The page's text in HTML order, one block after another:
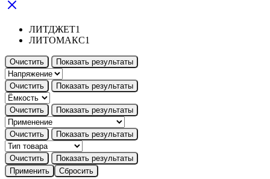
ЛИТДЖЕТ1
ЛИТОМАКС1
Очистить Показать результаты
Очистить Показать результаты
Очистить Показать результаты
Очистить Показать результаты
Очистить
Показать результаты
Применить
Сбросить